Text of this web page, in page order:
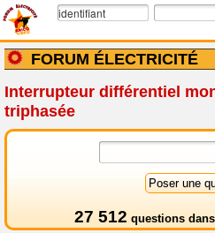
FORUM ÉLECTRICITÉ
Interrupteur différentiel
triphasée
27 512 questions